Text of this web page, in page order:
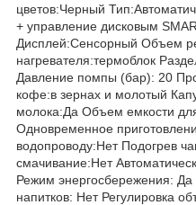
цветов:Черный
+ управление дисковым
Дисплей:Сенсорный Объем
нагревателя:термоблок
Давление помпы (бар): 20
кофе:в зернах и молотый
молока:Да Объем емкости
Одновременное
водопроводу:Нет Подогрев
смачивание:Нет
Режим энергосбережения:
напитков: Нет Регулировка